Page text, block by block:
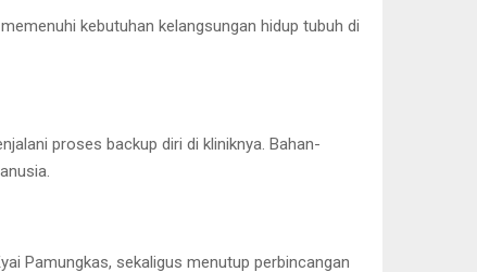
kebutuhan kelangsungan hidup tubuh di
proses backup diri di kliniknya. Bahan-
Pamungkas, sekaligus menutup perbincangan